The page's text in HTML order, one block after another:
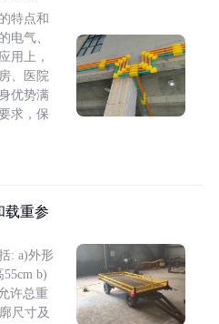
特点和
电气、
用上，
、医院
优势满
求，保
载重参
: a)外形
b)
许总重
尺寸及